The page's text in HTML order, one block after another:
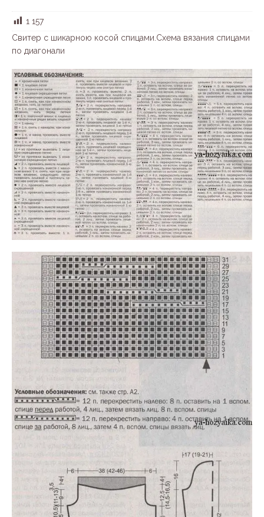
1 157
Свитер с шикарною косой спицами.Схема вязания спицами
по диагонали